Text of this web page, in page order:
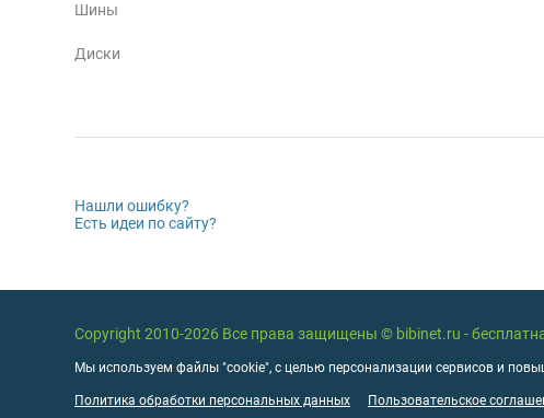
Шины
Диски
Нашли ошибку?
Есть идеи по сайту?
Copyright 2010-2026 Все права защищены © bibinet.ru -
Мы используем файлы "cookie", с целью персонализации сервисов и
Политика обработки персональных данных Пользовательское